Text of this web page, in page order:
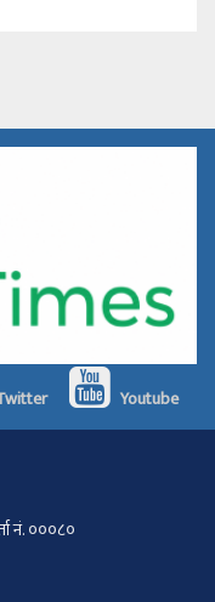
Youtube
नं. ०००८०